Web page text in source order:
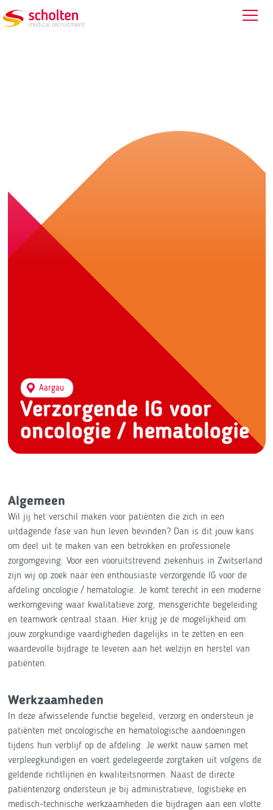
Verzorgende IG voor
oncologie / hematologie
Aargau
Algemeen
Wil jij het verschil maken voor patiënten die zich in een
uitdagende fase van hun leven bevinden? Dan is dit jouw kans
om deel uit te maken van een betrokken en professionele
zorgomgeving. Voor een vooruitstrevend ziekenhuis in Zwitserland
zijn wij op zoek naar een enthousiaste verzorgende IG voor de
afdeling oncologie / hematologie. Je komt terecht in een moderne
werkomgeving waar kwalitatieve zorg, mensgerichte begeleiding
en teamwork centraal staan. Hier krijg je de mogelijkheid om
jouw zorgkundige vaardigheden dagelijks in te zetten en een
waardevolle bijdrage te leveren aan het welzijn en herstel van
patiënten.
Werkzaamheden
In deze afwisselende functie begeleid, verzorg en ondersteun je
patiënten met oncologische en hematologische aandoeningen
tijdens hun verblijf op de afdeling. Je werkt nauw samen met
verpleegkundigen en voert gedelegeerde zorgtaken uit volgens de
geldende richtlijnen en kwaliteitsnormen. Naast de directe
patiëntenzorg ondersteun je bij administratieve, logistieke en
medisch-technische werkzaamheden die bijdragen aan een vlotte